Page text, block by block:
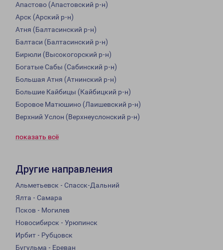
Апастово (Апастовский р-н)
Арск (Арский р-н)
Атня (Балтасинский р-н)
Балтаси (Балтасинский р-н)
Бирюли (Высокогорский р-н)
Богатые Сабы (Сабинский р-н)
Большая Атня (Атнинский р-н)
Большие Кайбицы (Кайбицкий р-н)
Боровое Матюшино (Лаишевский р-н)
Верхний Услон (Верхнеуслонский р-н)
показать всё
Другие направления
Альметьевск - Спасск-Дальний
Ялта - Самара
Псков - Могилев
Новосибирск - Урюпинск
Ирбит - Рубцовск
Бугульма - Ереван